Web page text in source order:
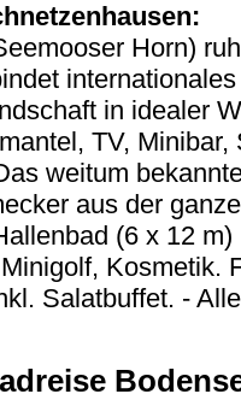
Horn)
in idealer
TV,
weitum
aus der
(6 x 12
Kosmetik.
Salatbuffet. -